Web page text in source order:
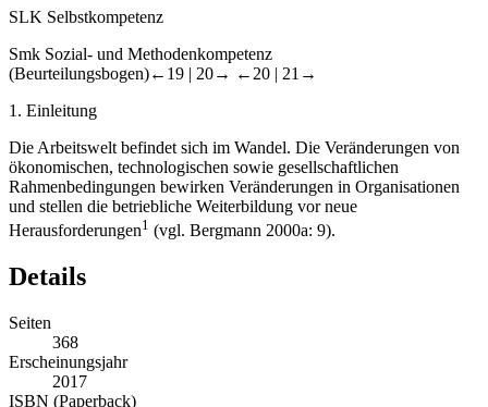
SLK Selbstkompetenz
Smk Sozial- und Methodenkompetenz
(Beurteilungsbogen)←19 | 20→ ←20 | 21→
1. Einleitung
Die Arbeitswelt befindet sich im Wandel. Die Veränderungen von
ökonomischen, technologischen sowie gesellschaftlichen
Rahmenbedingungen bewirken Veränderungen in Organisationen
und stellen die betriebliche Weiterbildung vor neue
Herausforderungen1 (vgl. Bergmann 2000a: 9).
Details
Seiten
368
Erscheinungsjahr
2017
ISBN (Paperback)